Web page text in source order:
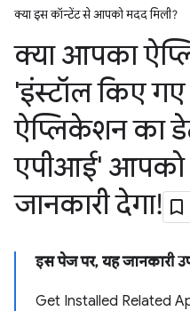
क्या इस कॉन्टेंट से आपको मदद मिली?
क्या आपका
'इंस्टॉल किए
ऐप्लिकेशन का
एपीआई' आपको
जानकारी देगा!
इस पेज पर, यह जानकारी
Get Installed Related